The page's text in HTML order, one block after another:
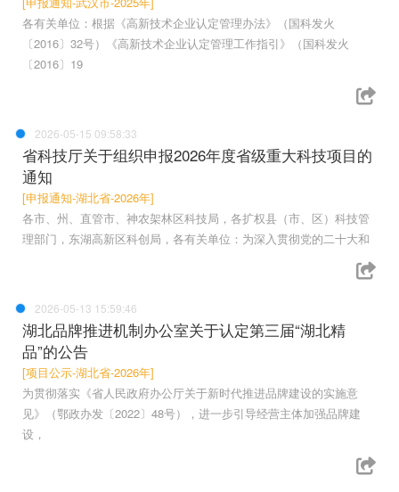
各有关单位：根据《高新技术企业认定管理办法》（国科发火
〔2016〕32号）《高新技术企业认定管理工作指引》（国科发火
〔2016〕19
2026-05-15 09:58:33
省科技厅关于组织申报2026年度省级重大科技项目的
通知
[申报通知-湖北省-2026年]
各市、州、直管市、神农架林区科技局，各扩权县（市、区）科技管
理部门，东湖高新区科创局，各有关单位：为深入贯彻党的二十大和
2026-05-13 15:59:46
湖北品牌推进机制办公室关于认定第三届“湖北精
品”的公告
[项目公示-湖北省-2026年]
为贯彻落实《省人民政府办公厅关于新时代推进品牌建设的实施意
见》（鄂政办发〔2022〕48号），进一步引导经营主体加强品牌建
设，